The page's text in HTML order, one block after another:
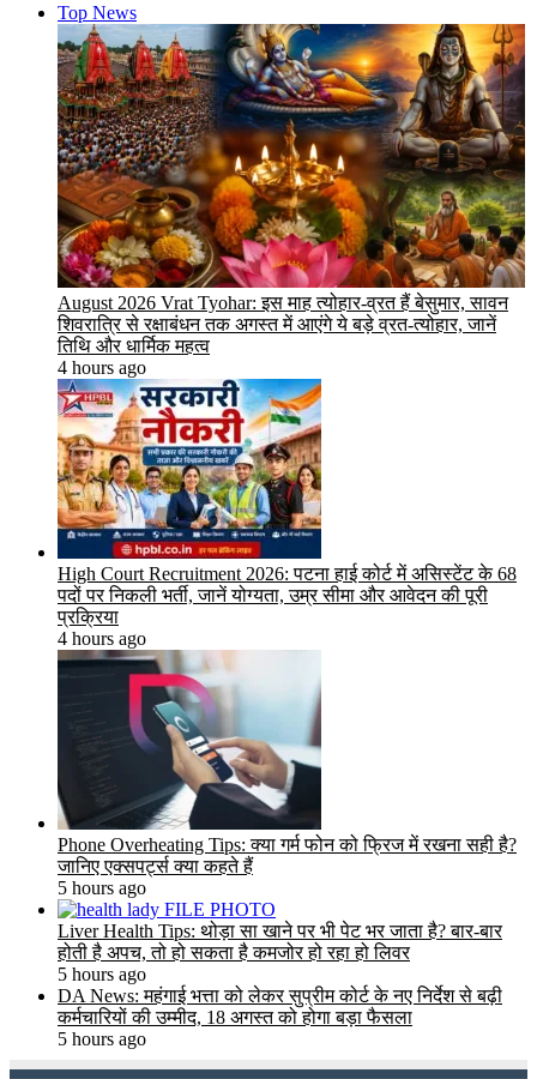
Top News
August 2026 Vrat Tyohar: इस माह त्योहार-व्रत हैं बेसुमार, सावन
शिवरात्रि से रक्षाबंधन तक अगस्त में आएंगे ये बड़े व्रत-त्योहार, जानें
तिथि और धार्मिक महत्व
4 hours ago
High Court Recruitment 2026: पटना हाई कोर्ट में असिस्टेंट के 68
पदों पर निकली भर्ती, जानें योग्यता, उम्र सीमा और आवेदन की पूरी
प्रक्रिया
4 hours ago
Phone Overheating Tips: क्या गर्म फोन को फ्रिज में रखना सही है?
जानिए एक्सपर्ट्स क्या कहते हैं
5 hours ago
Liver Health Tips: थोड़ा सा खाने पर भी पेट भर जाता है? बार-बार
होती है अपच, तो हो सकता है कमजोर हो रहा हो लिवर
5 hours ago
DA News: महंगाई भत्ता को लेकर सुप्रीम कोर्ट के नए निर्देश से बढ़ी
कर्मचारियों की उम्मीद, 18 अगस्त को होगा बड़ा फैसला
5 hours ago